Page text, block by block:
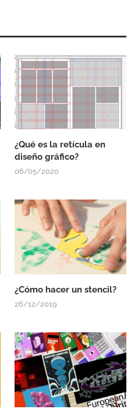
¿Qué es la retícula en
diseño gráfico?
06/05/2020
¿Cómo hacer un stencil?
26/12/2019